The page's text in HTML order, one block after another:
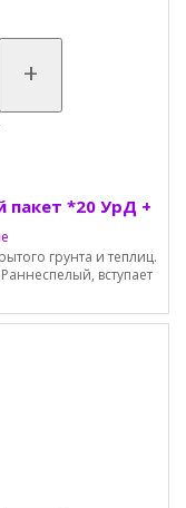
+
пакет *20 УрД +
грунта и теплиц.
вступает